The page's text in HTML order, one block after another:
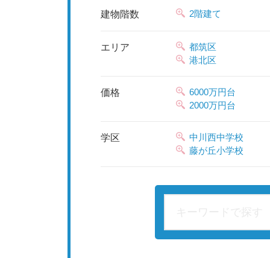
建物階数 2階建て
エリア
都筑区
港北区
価格
6000万円台
2000万円台
学区
中川西中学校
藤が丘小学校